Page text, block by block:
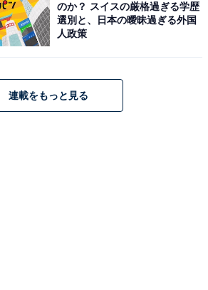
のか？ スイスの厳格過ぎる学歴
選別と、日本の曖昧過ぎる外国
人政策
連載をもっと見る